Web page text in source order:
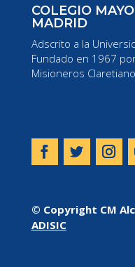
COLEGIO
MADRID
Adscrito a la
Fundado en 1967
Misioneros
© Copyright CM
ADISIC